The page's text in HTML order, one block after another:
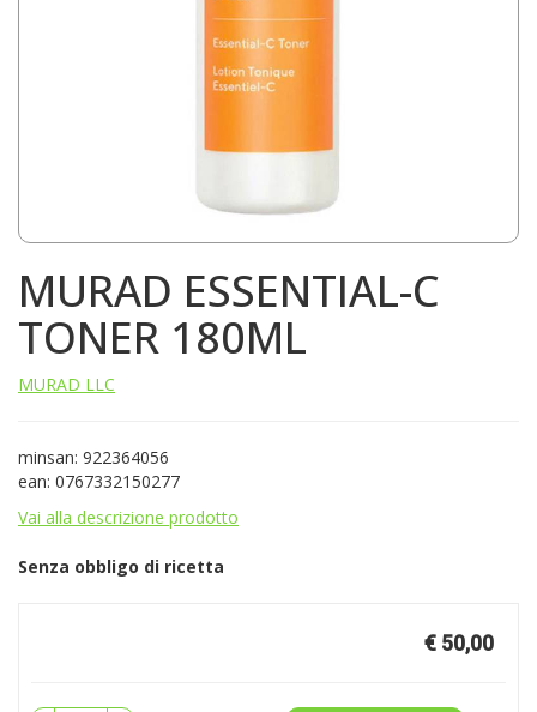
MURAD ESSENTIAL-C
TONER 180ML
MURAD LLC
minsan: 922364056
ean: 0767332150277
Vai alla descrizione prodotto
Senza obbligo di ricetta
€ 50,00